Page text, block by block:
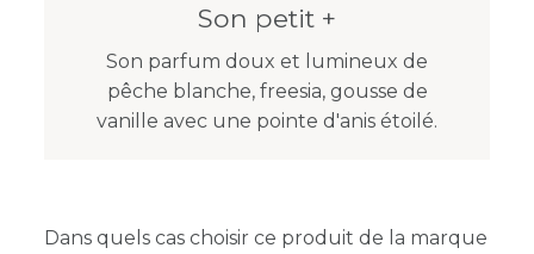
Son petit +
Son parfum doux et lumineux de
pêche blanche, freesia, gousse de
vanille avec une pointe d'anis étoilé.
Dans quels cas choisir ce produit de la marque